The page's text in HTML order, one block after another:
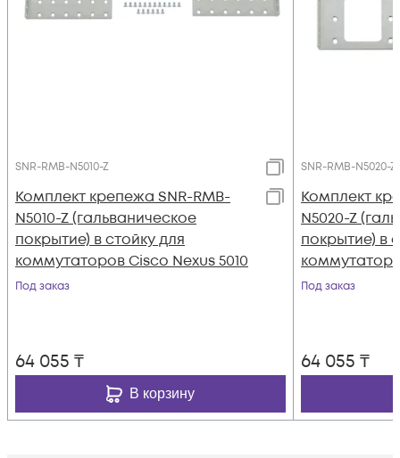
SNR-RMB-N5010-Z
Комплект крепежа SNR-RMB-
N5010-Z (гальваническое
покрытие) в стойку для
коммутаторов Cisco Nexus 5010
Под заказ
64 055 ₸
В корзину
SNR-RMB-N5020-Z
Комплект
N5020-Z
покрытие) в
Под заказ
64 055 ₸